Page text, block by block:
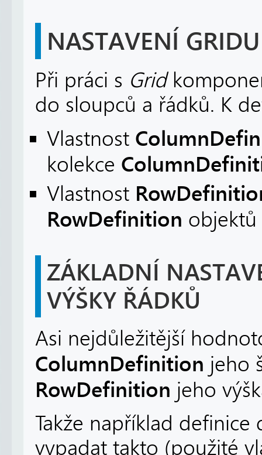
NASTAVENÍ GRIDU
Při práci s Grid
do sloupců a řádků. K
Vlastnost
kolekce
Vlastnost
RowDefinition objektů
ZÁKLADNÍ
VÝŠKY ŘÁDKŮ
Asi nejdůležitější
ColumnDefinition jeho
RowDefinition jeho
Takže například
vypadat takto (použité